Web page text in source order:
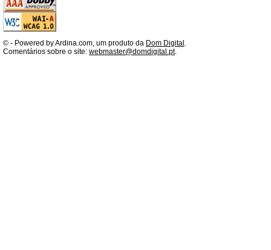
© - Powered by Ardina.com, um produto da Dom Digital .
Comentários sobre o site: webmaster@domdigital.pt.